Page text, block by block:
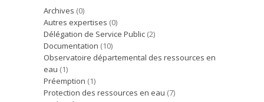
Archives (0)
Autres expertises (0)
Délégation de Service Public (2)
Documentation (10)
Observatoire départemental des ressources en
eau (1)
Préemption (1)
Protection des ressources en eau (7)